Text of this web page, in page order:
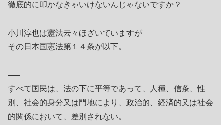
徹底的に叩かなきゃいけないんじゃないですか？
小川淳也は憲法云々ほざいていますが
その日本国憲法第１４条が以下。
—–
すべて国民は、法の下に平等であって、人種、信条、性
別、社会的身分又は門地により、政治的、経済的又は社会
的関係において、差別されない。